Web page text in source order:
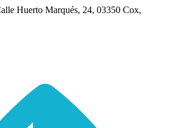
Huerto Marqués, 24, 03350 Cox,